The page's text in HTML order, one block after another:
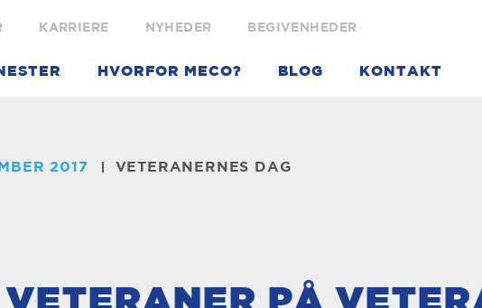
KARRIERE NYHEDER BEGIVENHEDER
HVORFOR MECO? BLOG KONTAKT
2017 VETERANERNES DAG